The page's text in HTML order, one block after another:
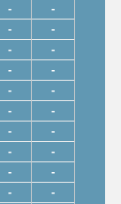
- -
- -
- -
- -
- -
- -
- -
- -
- -
- -